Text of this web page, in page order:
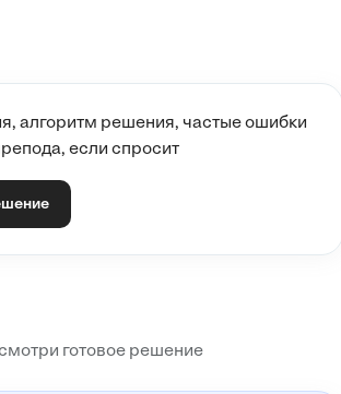
получать стандартные вычеты. Для
налоговый вычет в размере 1 400
налоговые...
алгоритм решения, частые ошибки
если спросит
готовое решение